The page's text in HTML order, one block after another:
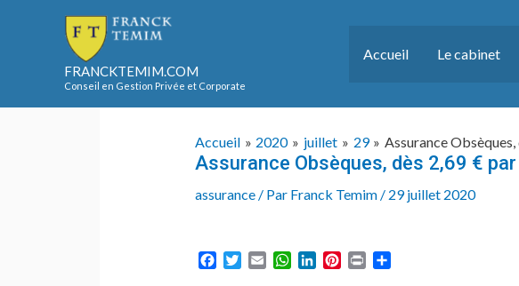
FRANCKTEMIM.COM
Conseil en Gestion Privée et Corporate
Accueil Le cabinet
Accueil 2020 juillet 29 Assurance
Assurance Obsèques, dès 2,69 €
assurance/ Par Franck Temim / 29 juillet 2020
W